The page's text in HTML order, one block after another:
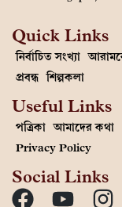
Quick Links
নির্বাচিত সংখ্যা
প্রবন্ধ শিল্পকলা
Useful Links
পত্রিকা আমাদের কথা
Privacy Policy
Social Links